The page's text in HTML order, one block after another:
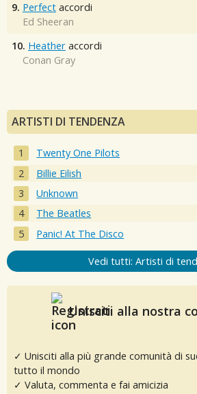
9. Perfect accordi
Ed Sheeran
10. Heather accordi
Conan Gray
ARTISTI DI TENDENZA
Twenty One Pilots
Billie Eilish
Unknown
The Beatles
Panic! At The Disco
Vedi tutti: Artisti di
Unisciti alla nostra
✓ Unisciti alla più grande comunità di
tutto il mondo
✓ Valuta, commenta e fai amicizia